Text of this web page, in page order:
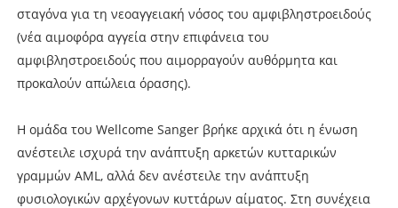
σταγόνα για τη νεοαγγειακή νόσος του αμφιβληστροειδούς
(νέα αιμοφόρα αγγεία στην επιφάνεια του
αμφιβληστροειδούς που αιμορραγούν αυθόρμητα και
προκαλούν απώλεια όρασης).
Η ομάδα του Wellcome Sanger βρήκε αρχικά ότι η ένωση
ανέστειλε ισχυρά την ανάπτυξη αρκετών κυτταρικών
γραμμών AML, αλλά δεν ανέστειλε την ανάπτυξη
φυσιολογικών αρχέγονων κυττάρων αίματος. Στη συνέχεια